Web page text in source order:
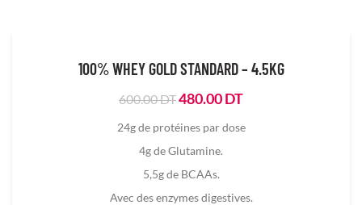
100% WHEY GOLD STANDARD – 4.5KG
600.00DTLe
initial
était :
DT.
480.00DTLe
actuel
24g de protéines par dose
4g de Glutamine.
5,5g de BCAAs.
Avec des enzymes digestives.